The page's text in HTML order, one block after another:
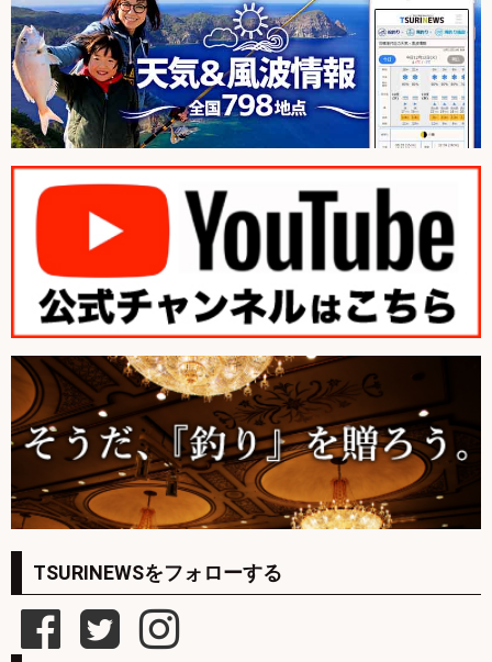
TSURINEWSをフォローする